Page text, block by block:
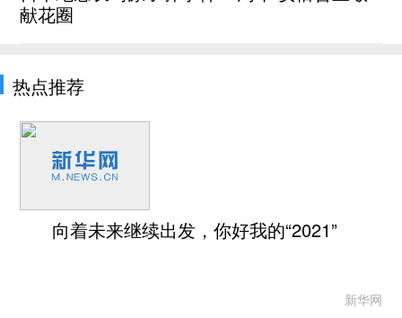
献花圈
热点推荐
向着未来继续出发，你好我的“2021”
新华网